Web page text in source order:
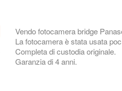
Vendo fotocamera bridge
La fotocamera è stata usata
Completa di custodia originale.
Garanzia di 4 anni.